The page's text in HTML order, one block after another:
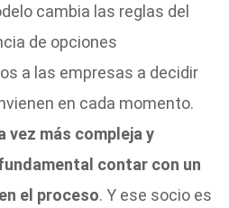
cambia las reglas del
de opciones
a las empresas a decidir
en cada momento.
vez más compleja y
contar con un
el proceso. Y ese socio es